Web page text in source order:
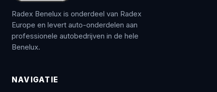
Radex Benelux is onderdeel van Radex
Europe en levert auto-onderdelen aan
professionele autobedrijven in de hele
Benelux.
NAVIGATIE